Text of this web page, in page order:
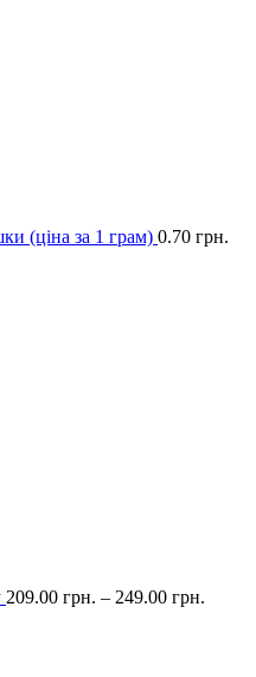
(ціна за 1 грам) 0.70 грн.
209.00 грн. – 249.00 грн.